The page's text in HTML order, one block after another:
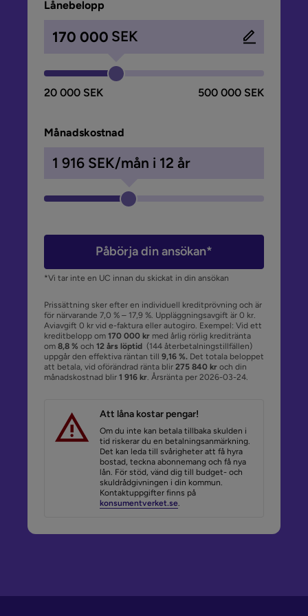
Lånebelopp
SEK
20 000 SEK 500 000 SEK
Månadskostnad
1 916 SEK/mån i 12 år
Påbörja din ansökan*
*Vi tar inte en UC innan du skickat in din ansökan
Prissättning sker efter en individuell kreditprövning och är
för närvarande 7,0 % – 17,9 %. Uppläggningsavgift är 0 kr.
Aviavgift 0 kr vid e-faktura eller autogiro. Exempel: Vid ett
kreditbelopp om 170 000 kr med årlig rörlig kreditränta
om 8,8 % och 12 års löptid (144 återbetalningstillfällen)
uppgår den effektiva räntan till 9,16 %. Det totala beloppet
att betala, vid oförändrad ränta blir 275 840 kr och din
månadskostnad blir 1 916 kr. Årsränta per 2026-03-24.
Att låna kostar pengar!
Om du inte kan betala tillbaka skulden i
tid riskerar du en betalningsanmärkning.
Det kan leda till svårigheter att få hyra
bostad, teckna abonnemang och få nya
lån. För stöd, vänd dig till budget- och
skuldrådgivningen i din kommun.
Kontaktuppgifter finns på
konsumentverket.se.